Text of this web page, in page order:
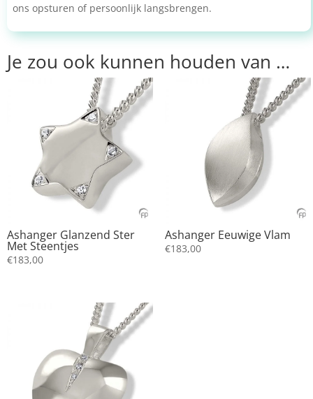
ons opsturen of persoonlijk langsbrengen.
Je zou ook kunnen houden van …
Ashanger Glanzend Ster
Met Steentjes
€183,00
Ashanger Eeuwige Vlam
€183,00